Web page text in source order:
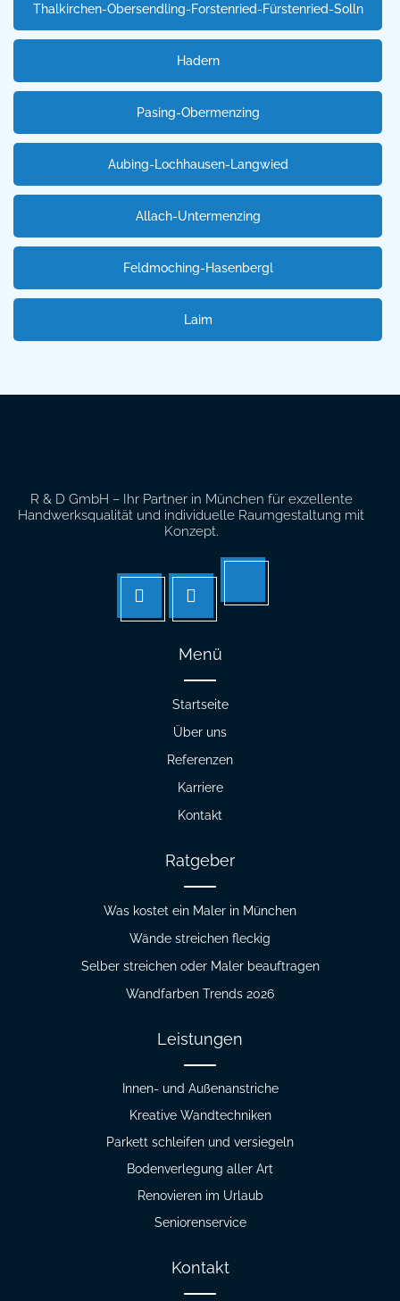
Thalkirchen-Obersendling-Forstenried-Fürstenried-Solln
Hadern
Pasing-Obermenzing
Aubing-Lochhausen-Langwied
Allach-Untermenzing
Feldmoching-Hasenbergl
Laim
R & D GmbH – Ihr Partner in München für exzellente
Handwerksqualität und individuelle Raumgestaltung mit
Konzept.
facebook
Menü
Startseite
Über uns
Referenzen
Karriere
Kontakt
Ratgeber
Was kostet ein Maler in München
Wände streichen fleckig
Selber streichen oder Maler beauftragen
Wandfarben Trends 2026
Leistungen
Innen- und Außenanstriche
Kreative Wandtechniken
Parkett schleifen und versiegeln
Bodenverlegung aller Art
Renovieren im Urlaub
Seniorenservice
Kontakt